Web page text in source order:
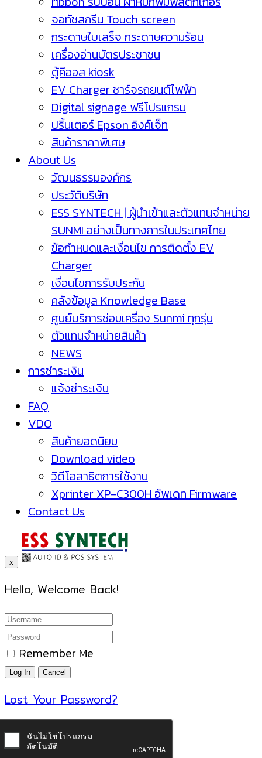
จอทัชสกรีน Touch screen
กระดาษใบเสร็จ กระดาษความร้อน
เครื่องอ่านบัตรประชาชน
ตู้คีออส kiosk
EV Charger ชาร์จรถยนต์ไฟฟ้า
Digital signage ฟรีโปรแกรม
ปริ้นเตอร์ Epson อิงค์เจ็ท
สินค้าราคาพิเศษ
About Us
วัฒนธรรมองค์กร
ประวัติบริษัท
ESS SYNTECH | ผู้นำเข้าและตัวแทนจำหน่าย
SUNMI อย่างเป็นทางการในประเทศไทย
ข้อกำหนดและเงื่อนไข การติดตั้ง EV
Charger
เงื่อนไขการรับประกัน
คลังข้อมูล Knowledge Base
ศูนย์บริการซ่อมเครื่อง Sunmi ทุกรุ่น
ตัวแทนจำหน่ายสินค้า
NEWS
การชำระเงิน
แจ้งชำระเงิน
FAQ
VDO
สินค้ายอดนิยม
Download video
วิดีโอสาธิตการใช้งาน
Xprinter XP-C300H อัพเดท Firmware
Contact Us
x
Hello, Welcome Back!
Remember Me
Lost Your Password?